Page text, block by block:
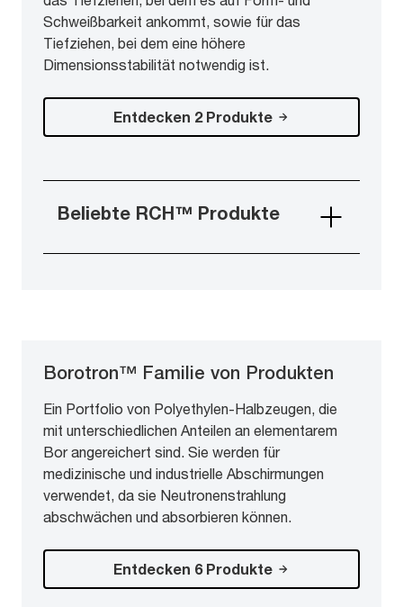
Schweißbarkeit ankommt, sowie für das
Tiefziehen, bei dem eine höhere
Dimensionsstabilität notwendig ist.
Entdecken 2 Produkte
Beliebte RCH™ Produkte
Borotron™ Familie von Produkten
Ein Portfolio von Polyethylen-Halbzeugen, die
mit unterschiedlichen Anteilen an elementarem
Bor angereichert sind. Sie werden für
medizinische und industrielle Abschirmungen
verwendet, da sie Neutronenstrahlung
abschwächen und absorbieren können.
Entdecken 6 Produkte